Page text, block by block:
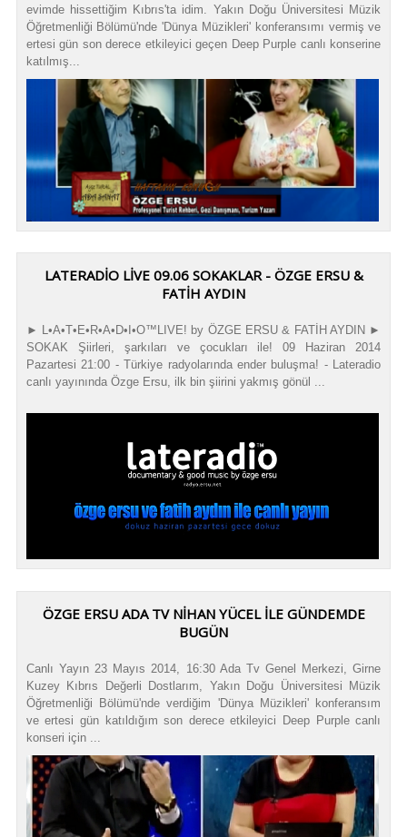
evimde hissettiğim Kıbrıs'ta idim. Yakın Doğu Üniversitesi Müzik
Öğretmenliği Bölümü'nde 'Dünya Müzikleri' konferansımı vermiş ve
ertesi gün son derece etkileyici geçen Deep Purple canlı konserine
katılmış...
LATERADIO LIVE 09.06 SOKAKLAR - ÖZGE ERSU &
FATIH AYDIN
► L•A•T•E•R•A•D•I•O™LIVE! by ÖZGE ERSU & FATİH AYDIN ►
SOKAK Şiirleri, şarkıları ve çocukları ile! 09 Haziran 2014
Pazartesi 21:00 - Türkiye radyolarında ender buluşma! - Lateradio
canlı yayınında Özge Ersu, ilk bin şiirini yakmış gönül ...
ÖZGE ERSU ADA TV NIHAN YÜCEL ILE GÜNDEMDE
BUGÜN
Canlı Yayın 23 Mayıs 2014, 16:30 Ada Tv Genel Merkezi, Girne
Kuzey Kıbrıs Değerli Dostlarım, Yakın Doğu Üniversitesi Müzik
Öğretmenliği Bölümü'nde verdiğim 'Dünya Müzikleri' konferansım
ve ertesi gün katıldığım son derece etkileyici Deep Purple canlı
konseri için ...